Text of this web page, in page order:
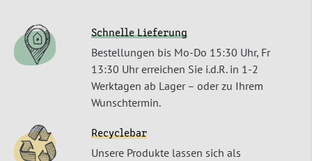
Schnelle Lieferung
Bestellungen bis Mo-Do 15:30 Uhr, Fr
13:30 Uhr erreichen Sie i.d.R. in 1-2
Werktagen ab Lager – oder zu Ihrem
Wunschtermin.
Recyclebar
Unsere Produkte lassen sich als